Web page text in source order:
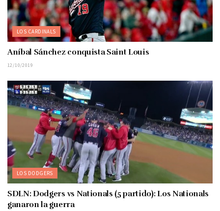
LOS CARDINALS
Aníbal Sánchez conquista Saint Louis
12/10/2019
LOS DODGERS
SDLN: Dodgers vs Nationals (5 partido): Los Nationals
ganaron la guerra